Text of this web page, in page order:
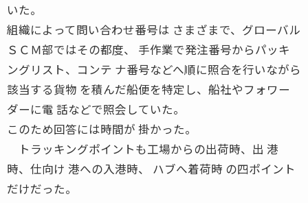
いた。
組織によって問い合わせ番号は さまざまで、グローバル
ＳＣＭ部ではその都度、 手作業で発注番号からパッキ
ングリスト、コンテ ナ番号などへ順に照合を行いながら
該当する貨物 を積んだ船便を特定し、船社やフォワー
ダーに電 話などで照会していた。
このため回答には時間が 掛かった。
トラッキングポイントも工場からの出荷時、出 港
時、仕向け 港への入港時、 ハブへ着荷時 の四ポイント
だけだった。